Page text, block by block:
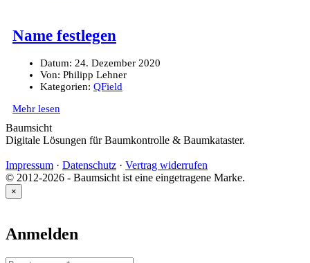
Name festlegen
Datum: 24. Dezember 2020
Von: Philipp Lehner
Kategorien: QField
Mehr lesen
Baumsicht
Digitale Lösungen für Baumkontrolle & Baumkataster.
Impressum · Datenschutz · Vertrag widerrufen
© 2012-2026 - Baumsicht ist eine eingetragene Marke.
×
Anmelden